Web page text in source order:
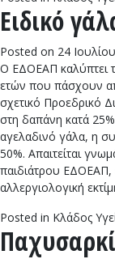
Ειδικό
Posted on 24
Ο ΕΔΟΕΑΠ καλύπτει
ετών που πάσχουν
σχετικό Προεδρικό
στη δαπάνη κατά
αγελαδινό γάλα, η
50%. Απαιτείται
παιδιάτρου ΕΔΟΕΑΠ,
αλλεργιολογική
Posted in Κλάδος